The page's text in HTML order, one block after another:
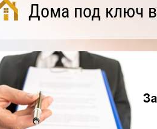
Дома под ключ